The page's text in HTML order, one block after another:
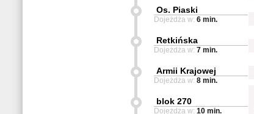
Os. Piaski
Dojeżdża w: 6 min.
Retkińska
Dojeżdża w: 7 min.
Armii Krajowej
Dojeżdża w: 8 min.
blok 270
Dojeżdża w: 10 min.